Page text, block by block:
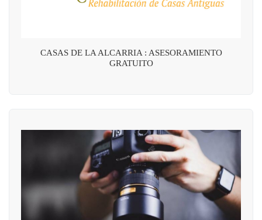
CASAS DE LA ALCARRIA : ASESORAMIENTO
GRATUITO